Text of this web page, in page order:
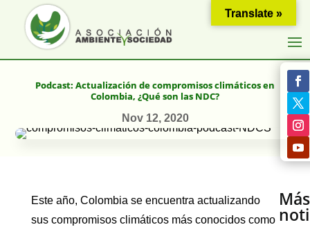
Podcast: Actualización de compromisos climáticos en
Colombia, ¿Qué son las NDC?
Nov 12, 2020
Este año, Colombia se encuentra actualizando
sus compromisos climáticos más conocidos como
Más
Translate »